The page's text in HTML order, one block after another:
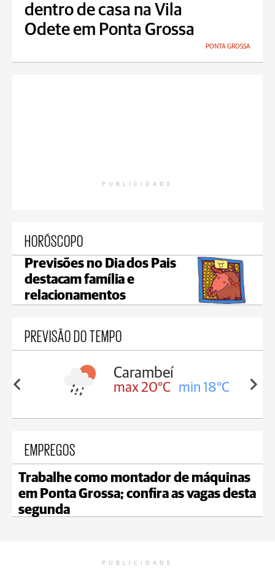
dentro de casa na Vila
Odete em Ponta Grossa
PONTA GROSSA
PUBLICIDADE
HORÓSCOPO
Previsões no Dia dos Pais
destacam família e
relacionamentos
PREVISÃO DO TEMPO
18°C
Carambeí
max 20°C min 18°C
EMPREGOS
Trabalhe como montador de máquinas
em Ponta Grossa; confira as vagas desta
segunda
PUBLICIDADE